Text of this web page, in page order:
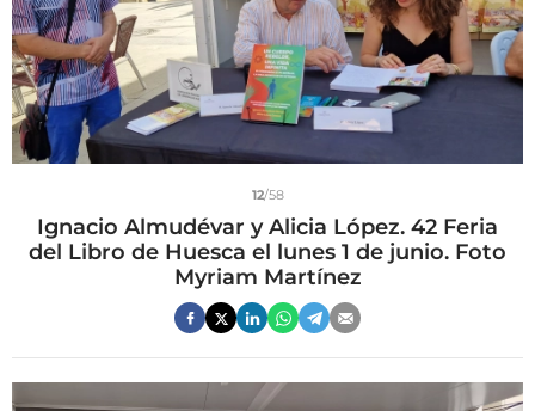
12/58
Ignacio Almudévar y Alicia López. 42 Feria
del Libro de Huesca el lunes 1 de junio. Foto
Myriam Martínez